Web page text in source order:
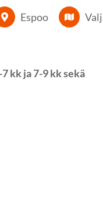
Espoo
kk ja 7-9 kk sekä